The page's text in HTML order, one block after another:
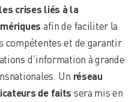
crises liés à la
afin de faciliter la
compétentes et de garantir
d’information à grande
Un réseau
de faitssera mis en